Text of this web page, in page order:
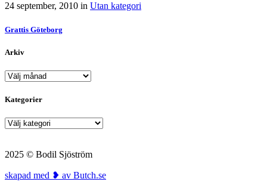
24 september, 2010 in Utan kategori
Grattis Göteborg
Arkiv
Arkiv
Kategorier
Kategorier
2025 © Bodil Sjöström
skapad med ❥ av Butch.se